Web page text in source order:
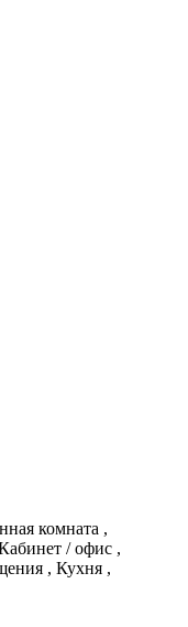
комната ,
/ офис ,
, Кухня ,